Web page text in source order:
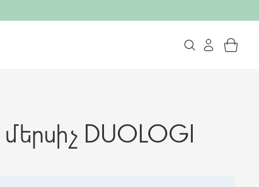
DUOLOGI